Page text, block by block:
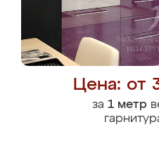
Цена: от
за 1 метр